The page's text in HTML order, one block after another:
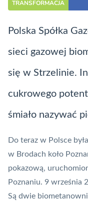
TRANSFORMACJA
Polska Spółka
sieci gazowej
się w Strzelinie.
cukrowego
śmiało nazywać
Do teraz w Polsce
w Brodach koło
pokazową,
Poznaniu. 9 września
Są dwie